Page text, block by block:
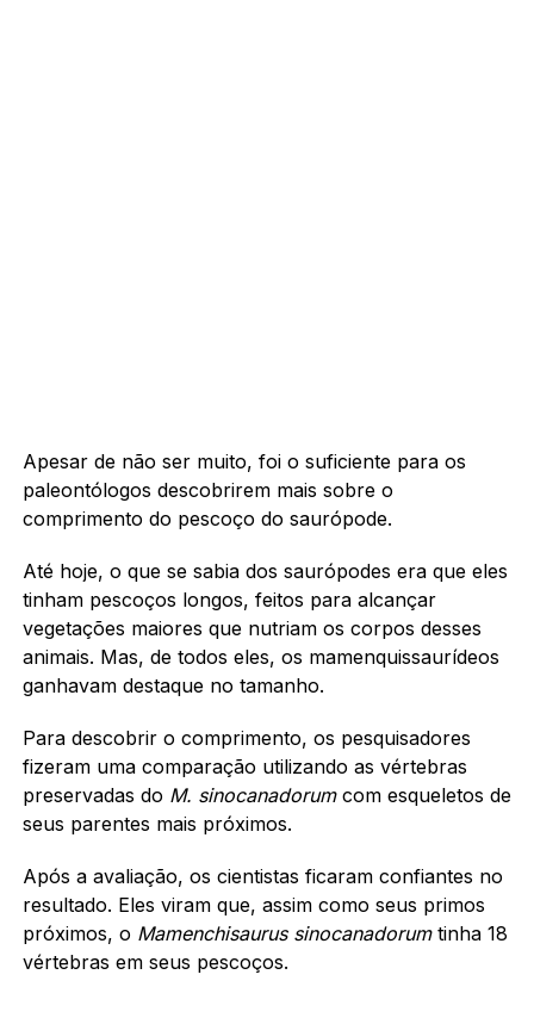
Apesar de não ser muito, foi o suficiente para os
paleontólogos descobrirem mais sobre o
comprimento do pescoço do saurópode.
Até hoje, o que se sabia dos saurópodes era que eles
tinham pescoços longos, feitos para alcançar
vegetações maiores que nutriam os corpos desses
animais. Mas, de todos eles, os mamenquissaurídeos
ganhavam destaque no tamanho.
Para descobrir o comprimento, os pesquisadores
fizeram uma comparação utilizando as vértebras
preservadas do M. sinocanadorumcom esqueletos de
seus parentes mais próximos.
Após a avaliação, os cientistas ficaram confiantes no
resultado. Eles viram que, assim como seus primos
próximos, o Mamenchisaurus sinocanadorumtinha 18
vértebras em seus pescoços.